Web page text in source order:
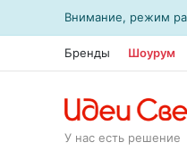
Внимание, режим
Бренды Шоурум
У нас есть решение